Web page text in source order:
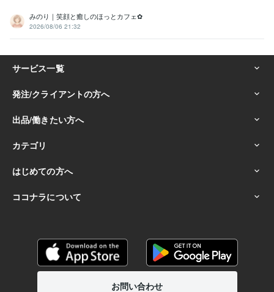
みのり｜笑顔と癒しのほっとカフェ✿
2026/08/06 21:32